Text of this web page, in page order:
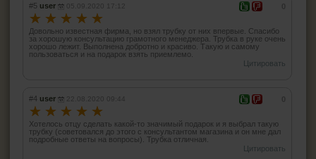
#5 user 05.09.2020 17:12
☆ ☆ ☆ ☆ ☆
Довольно известная фирма, но взял трубку от них впервые. Спасибо
за хорошую консультацию грамотного менеджера. Трубка в руке очень
хорошо лежит. Выполнена добротно и красиво. Такую и самому
пользоваться и на подарок взять приемлемо.
Цитировать
#4 user 22.08.2020 09:44
☆ ☆ ☆ ☆ ☆
Хотелось отцу сделать какой-то значимый подарок и я выбрал такую
трубку (советовался до этого с консультантом магазина и он мне дал
подробные ответы на вопросы). Трубка отличная.
Цитировать